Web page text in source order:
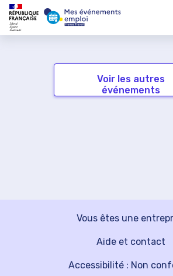
Voir les autres
événements
Vous êtes une
Aide et contact
Accessibilité : Non